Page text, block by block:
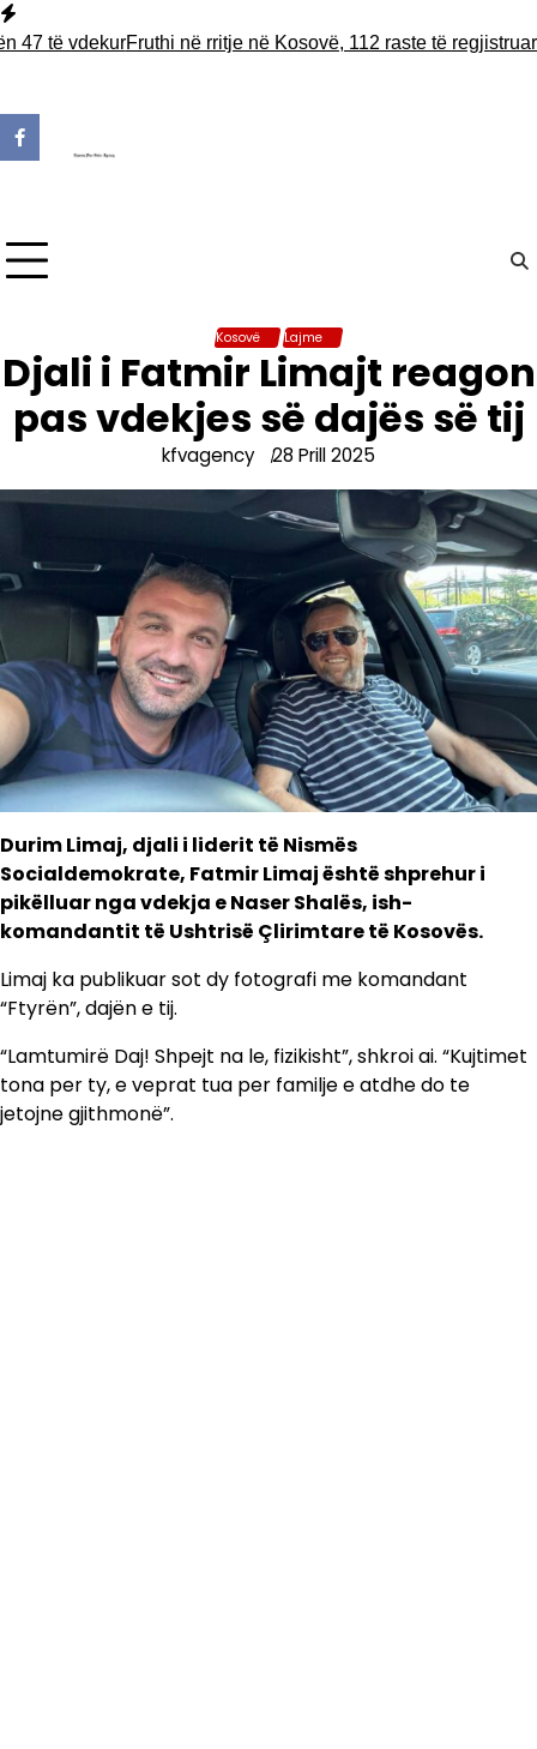
Skip
totë vdekurFruthi në rritje në Kosovë, 112 raste të regjistruara –
Kosovë Lajme
Djali i Fatmir Limajt reagon
pas vdekjes së dajës së tij
kfvagency 28 Prill 2025
Durim Limaj, djali i liderit të Nismës
Socialdemokrate, Fatmir Limaj është shprehur i
pikëlluar nga vdekja e Naser Shalës, ish-
komandantit të Ushtrisë Çlirimtare të Kosovës.
Limaj ka publikuar sot dy fotografi me komandant
“Ftyrën”, dajën e tij.
“Lamtumirë Daj! Shpejt na le, fizikisht”, shkroi ai. “Kujtimet
tona per ty, e veprat tua per familje e atdhe do te
jetojne gjithmonë”.